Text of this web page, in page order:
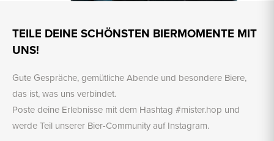
TEILE DEINE SCHÖNSTEN BIERMOMENTE MIT
UNS!
Gute Gespräche, gemütliche Abende und besondere Biere,
das ist, was uns verbindet.
Poste deine Erlebnisse mit dem Hashtag #mister.hop und
werde Teil unserer Bier-Community auf Instagram.